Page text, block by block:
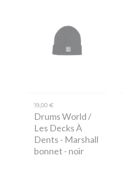
19,00 €
Drums World /
Les Decks À
Dents - Marshall
bonnet - noir